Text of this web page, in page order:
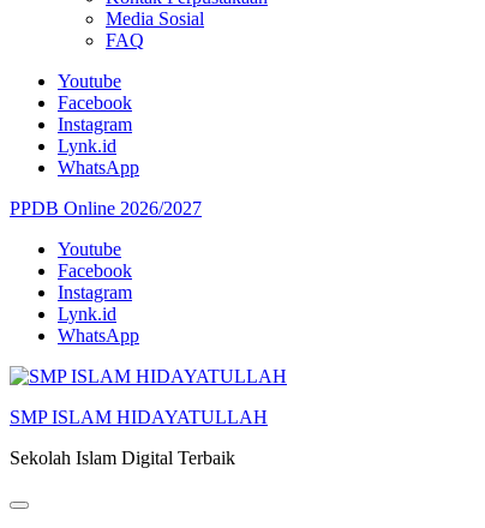
Media Sosial
FAQ
Youtube
Facebook
Instagram
Lynk.id
WhatsApp
PPDB Online 2026/2027
Lompat
konten
(Tekan
Enter)
Youtube
Facebook
Instagram
Lynk.id
WhatsApp
SMP ISLAM HIDAYATULLAH
Sekolah Islam Digital Terbaik